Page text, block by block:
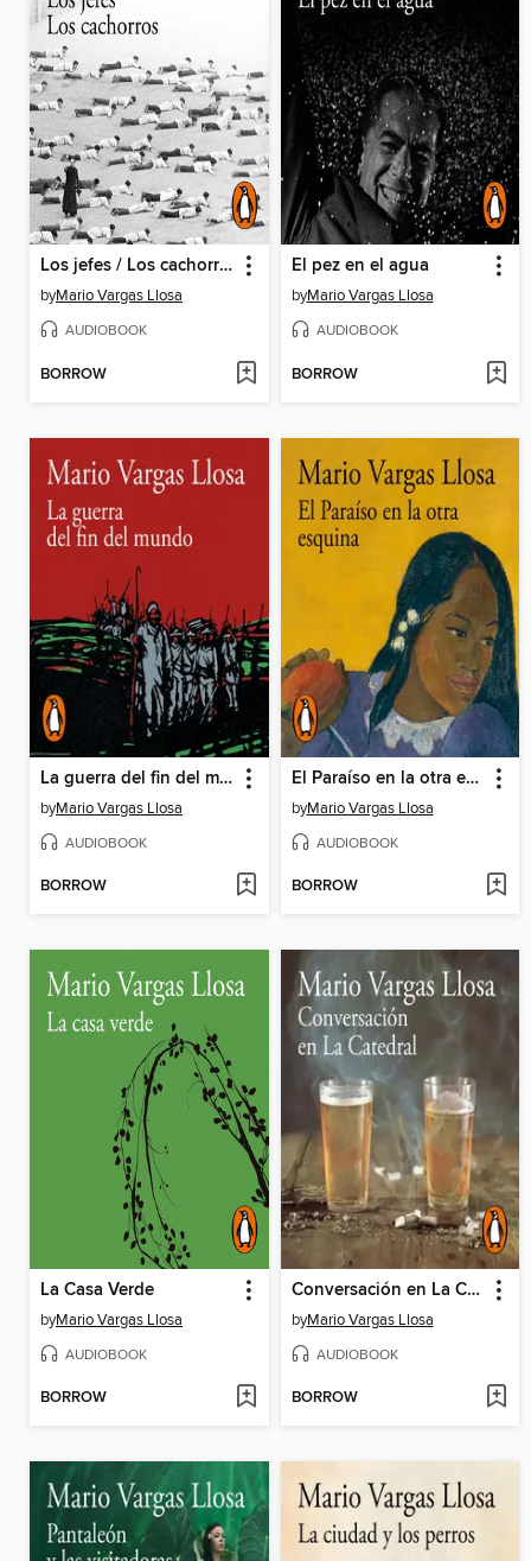
Los jefes / Los cachorros
byMario Vargas Llosa
AUDIOBOOK
BORROW
El pez en el agua
byMario Vargas Llosa
AUDIOBOOK
BORROW
La guerra del fin del mundo
byMario Vargas Llosa
AUDIOBOOK
BORROW
El Paraíso en la otra esquina
byMario Vargas Llosa
AUDIOBOOK
BORROW
La Casa Verde
byMario Vargas Llosa
AUDIOBOOK
BORROW
Conversación en La Catedral
byMario Vargas Llosa
AUDIOBOOK
BORROW